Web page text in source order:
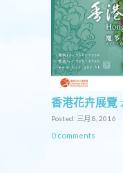
香港花卉展覽
Posted: 三月 8, 2016
0 comments